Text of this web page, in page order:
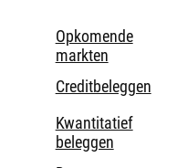
Opkomende
markten
Creditbeleggen
Kwantitatief
beleggen